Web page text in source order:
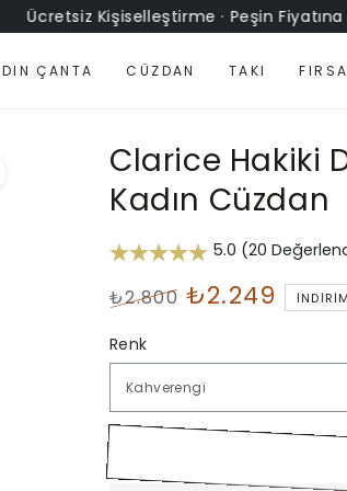
Kişiselleştirme · Peşin Fiyatına 3
ÇANTA CÜZDAN TAKI
Clarice Hakiki
Kadın Cüzdan
5.0 (20
fiyat
₺2.800 ₺2.249 İNDIRIM
Renk